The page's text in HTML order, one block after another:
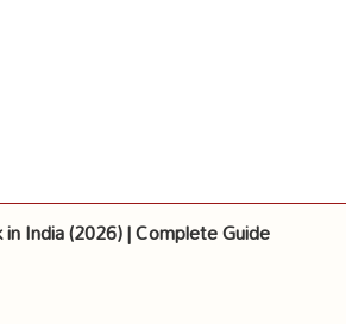
India (2026) | Complete Guide